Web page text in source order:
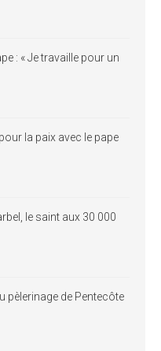
: « Je travaille pour un
la paix avec le pape
le saint aux 30 000
pèlerinage de Pentecôte